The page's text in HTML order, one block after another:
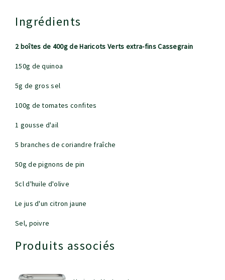
Ingrédients
2 boîtes de 400g de Haricots Verts extra-fins Cassegrain
150g de quinoa
5g de gros sel
100g de tomates confites
1 gousse d'ail
5 branches de coriandre fraîche
50g de pignons de pin
5cl d'huile d'olive
Le jus d'un citron jaune
Sel, poivre
Produits associés